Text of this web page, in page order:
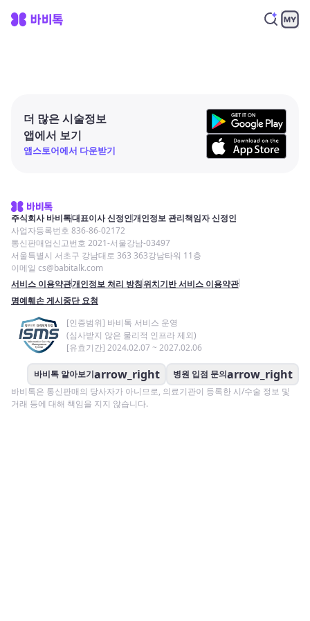
더 많은 시술정보
앱에서 보기
앱스토어에서 다운받기
주식회사 바비톡대표이사 신정인개인정보 관리책임자 신정인
사업자등록번호 836-86-02172
통신판매업신고번호 2021-서울강남-03497
서울특별시 서초구 강남대로 363 363강남타워 11층
이메일 cs@babitalk.com
서비스 이용약관개인정보 처리 방침위치기반 서비스 이용약관
명예훼손 게시중단 요청
[인증범위] 바비톡 서비스 운영
(심사받지 않은 물리적 인프라 제외)
[유효기간] 2024.02.07 ~ 2027.02.06
바비톡 알아보기arrow_right 병원 입점 문의arrow_right
바비톡은 통신판매의 당사자가 아니므로, 의료기관이 등록한 시/수술 정보 및
거래 등에 대해 책임을 지지 않습니다.